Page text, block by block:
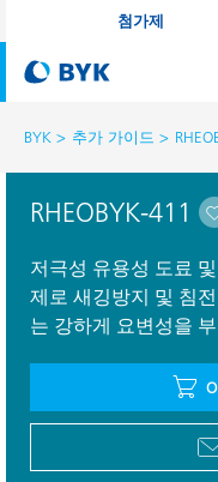
첨가제
BYK 추가 가이드
RHEOBYK-411
저극성 유용성 도료
제로 새깅방지 및 침
는 강하게 요변성을